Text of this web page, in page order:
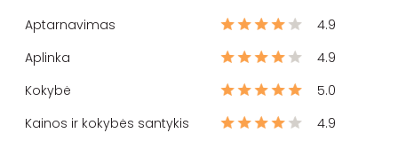
Aptarnavimas
4.9
Aplinka
4.9
Kokybė
5.0
Kainos ir kokybės santykis
4.9